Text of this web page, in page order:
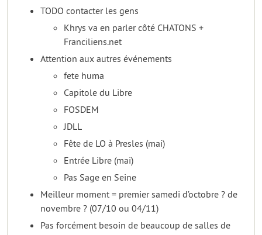
TODO contacter les gens
Khrys va en parler côté CHATONS +
Franciliens.net
Attention aux autres événements
fete huma
Capitole du Libre
FOSDEM
JDLL
Fête de LO à Presles (mai)
Entrée Libre (mai)
Pas Sage en Seine
Meilleur moment = premier samedi d’octobre ? de
novembre ? (07/10 ou 04/11)
Pas forcément besoin de beaucoup de salles de